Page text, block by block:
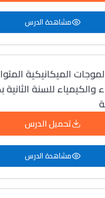
مشاهدة الدرس
الميكانيكية
والكيمياء للسنة الثانية
تحميل الدرس
مشاهدة الدرس